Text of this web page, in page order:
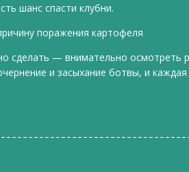
шанс спасти клубни.
поражения картофеля
сделать — внимательно осмотреть
и засыхание ботвы, и каждая